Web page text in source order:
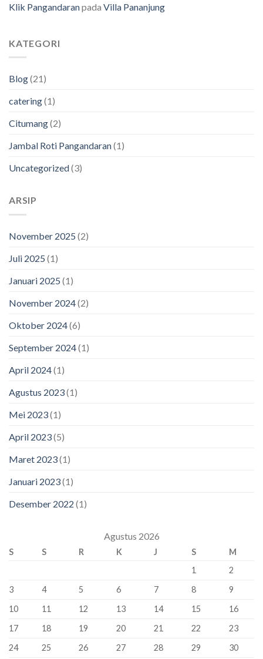
Klik Pangandaranpada Villa Pananjung
KATEGORI
Blog(21)
catering(1)
Citumang(2)
Jambal Roti Pangandaran(1)
Uncategorized(3)
ARSIP
November 2025 (2)
Juli 2025 (1)
Januari 2025 (1)
November 2024(2)
Oktober 2024(6)
September 2024(1)
April 2024(1)
Agustus 2023(1)
Mei 2023(1)
April 2023(5)
Maret 2023(1)
Januari 2023(1)
Desember 2022 (1)
Agustus 2026
S S R K J S
M
1
2
3
4 5 6 7 8
9
10
11 12 13 14 15
16
17
18 19 20 21 22
23
24
25 26 27 28 29 30